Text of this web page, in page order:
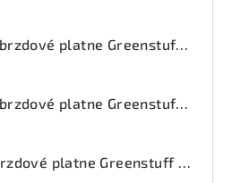
Predné brzdové platne Greenstuff 2000 (DP21220/2)
Predné brzdové platne Greenstuff 2000 (DP2955)
Zadné brzdové platne Greenstuff 2000 (DP2528)